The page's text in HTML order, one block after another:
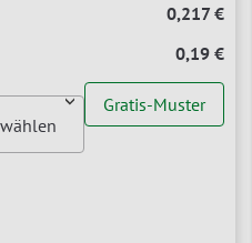
0,217 €
0,19 €
Gratis-Muster